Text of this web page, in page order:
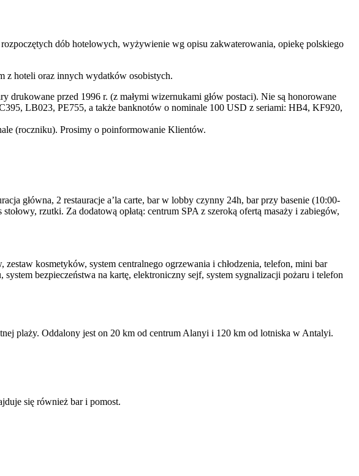
dób hotelowych, wyżywienie wg opisu zakwaterowania, opiekę polskiego
z hoteli oraz innych wydatków osobistych.
przed 1996 r. (z małymi wizernukami głów postaci). Nie są honorowane
LB023, PE755, a także banknotów o nominale 100 USD z seriami: HB4, KF920,
(roczniku). Prosimy o poinformowanie Klientów.
główna, 2 restauracje a’la carte, bar w lobby czynny 24h, bar przy basenie (10:00-
rzutki. Za dodatową opłatą: centrum SPA z szeroką ofertą masaży i zabiegów,
kosmetyków, system centralnego ogrzewania i chłodzenia, telefon, mini bar
bezpieczeństwa na kartę, elektroniczny sejf, system sygnalizacji pożaru i telefon
plaży. Oddalony jest on 20 km od centrum Alanyi i 120 km od lotniska w Antalyi.
się również bar i pomost.